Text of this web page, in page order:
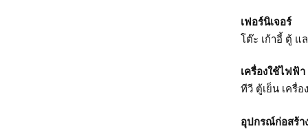
เฟอร์นิเจอร์
โต๊ะ เก้าอี้ ตู้ แ
เครื่องใช้ไฟฟ้า
ทีวี ตู้เย็น เครื่
อุปกรณ์ก่อสร้